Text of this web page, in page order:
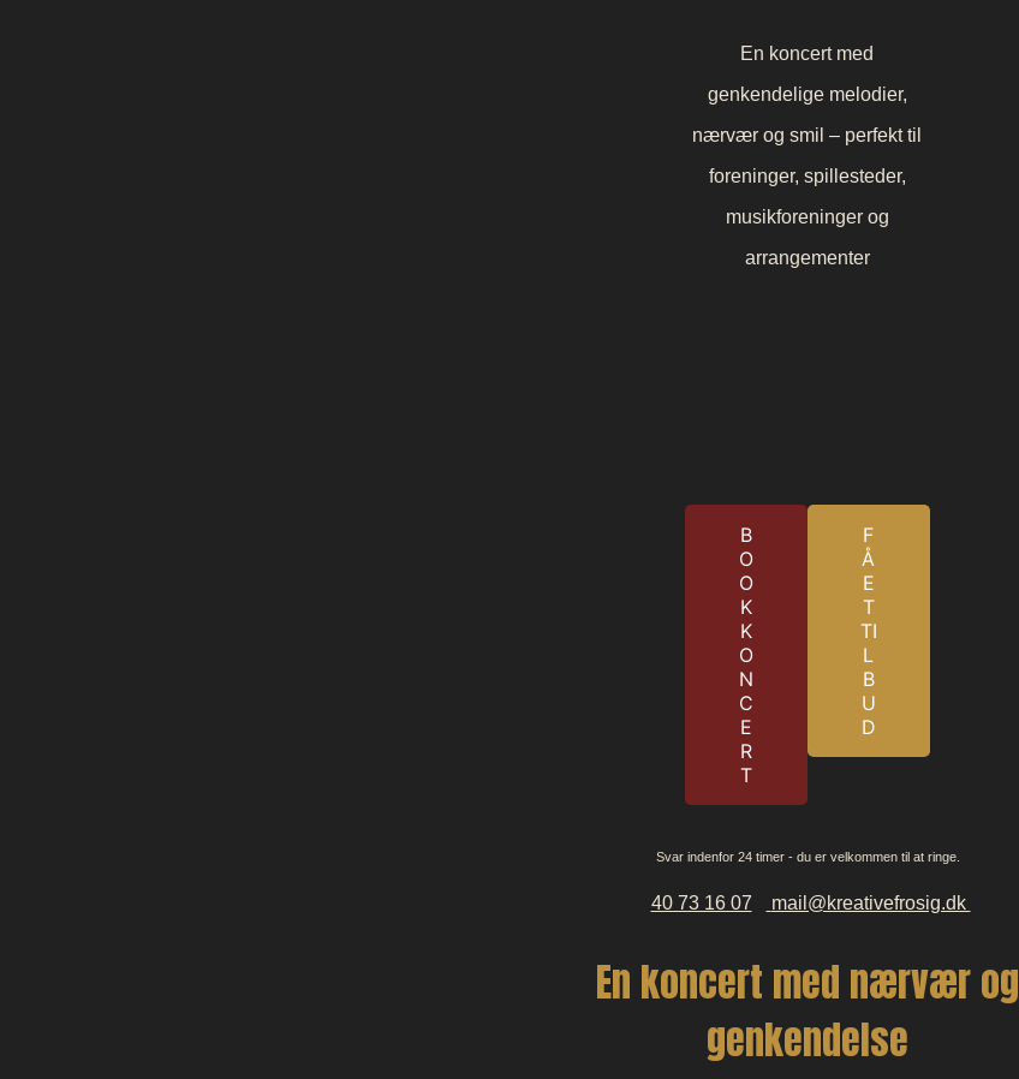
En koncert med
genkendelige melodier,
nærvær og smil – perfekt til
foreninger, spillesteder,
musikforeninger og
arrangementer
B
O
O
K
K
O
N
C
E
R
T
F
Å
E
T
TI
L
B
U
D
Svar indenfor 24 timer - du er velkommen til at ringe.
40 73 16 07 mail@kreativefrosig.dk
En koncert med nærvær og
genkendelse